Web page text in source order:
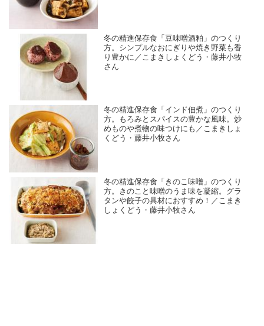
冬の精進保存食「豆味噌酒粕」のつくり
方。シンプルなおにぎりや焼き野菜も香
り豊かに／こまきしょくどう・藤井小牧
さん
冬の精進保存食「インド佃煮」のつくり
方。もろみとスパイスの豊かな風味。炒
めものや煮物の味つけにも／こまきしょ
くどう・藤井小牧さん
冬の精進保存食「きのこ味噌」のつくり
方。きのこと味噌のうま味を凝縮。グラ
タンや餃子の具材におすすめ！／こまき
しょくどう・藤井小牧さん